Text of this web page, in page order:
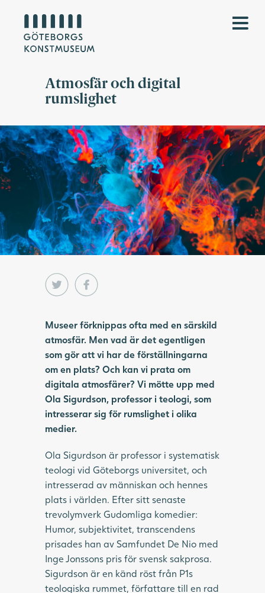
Atmosfär och digital
rumslighet
Museer förknippas ofta med en särskild
atmosfär. Men vad är det egentligen
som gör att vi har de förställningarna
om en plats? Och kan vi prata om
digitala atmosfärer? Vi mötte upp med
Ola Sigurdson, professor i teologi, som
intresserar sig för rumslighet i olika
medier.
Ola Sigurdson är professor i systematisk
teologi vid Göteborgs universitet, och
intresserad av människan och hennes
plats i världen. Efter sitt senaste
trevolymverk Gudomliga komedier:
Humor, subjektivitet, transcendens
prisades han av Samfundet De Nio med
Inge Jonssons pris för svensk sakprosa.
Sigurdson är en känd röst från P1s
teologiska rummet, författare till en rad